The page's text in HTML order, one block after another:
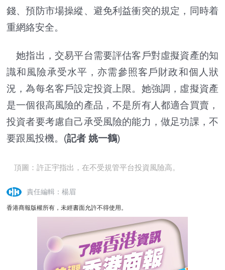
錢、預防市場操縱、避免利益衝突的規定，同時着
重網絡安全。
她指出，交易平台需要評估客戶對虛擬資產的知
識和風險承受水平，亦需參照客戶財政和個人狀
況，為每名客戶設定投資上限。她強調，虛擬資產
是一個很高風險的產品，不是所有人都適合買賣，
投資者要考慮自己承受風險的能力，做足功課，不
要跟風投機。(記者 姚一鶴)
頂圖：許正宇指出，在不受規管平台投資風險高。
責任編輯：楊眉
香港商報版權所有，未經書面允許不得使用。